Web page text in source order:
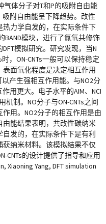
气体分子对T和P的吸附自由能
附自由能呈下降趋势。改性
力学自发的，在实际条件下
BAND模块，进行了氮氧共修饰
模拟研究。研究发现，当N
，ON-CNTs一般可以保持稳定
面氧化程度是决定相互作用
产生强相互作用能。与NO2分
用更大。电子水平的AIM、NCI
制。NO分子与ON-CNTs之间
用。NO2分子的相互作用是由
由能结果表明，共改性碳纳米
发的，在实际条件下是有利
纳米材料。该模拟结果不仅
CNTs的设计提供了指导和应用
Xiaoning Yang, DFT simulation